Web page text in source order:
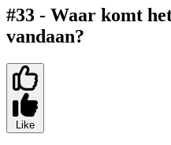
#33 - Waar komt
vandaan?
Like